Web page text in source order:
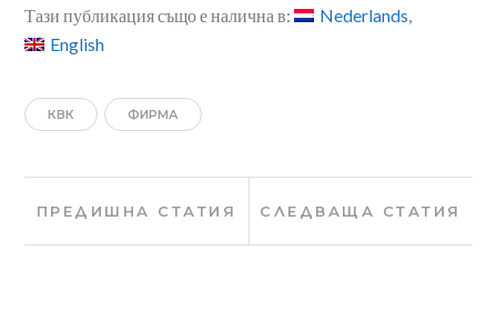
Тази публикация също е налична в:
Nederlands
English
КВК ФИРМА
Навигация
ПРЕДИШНА СТАТИЯ
статия:
СЛЕДВАЩА СТАТИЯ